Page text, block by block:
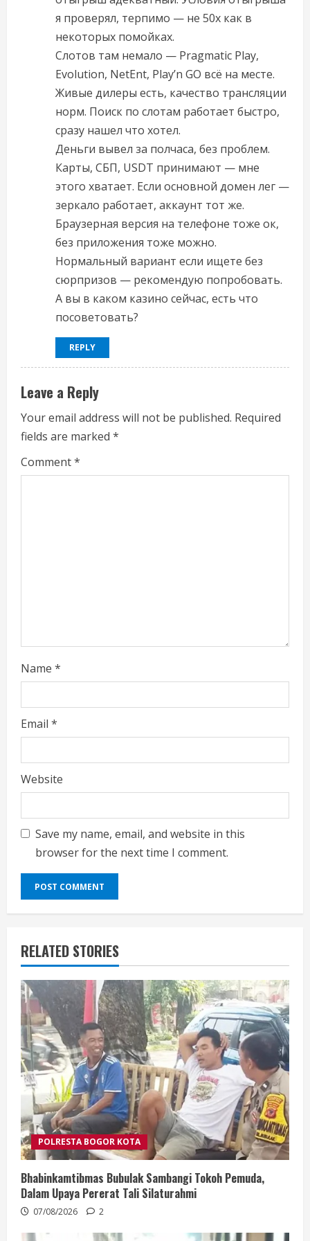
я проверял, терпимо — не 50x как в
некоторых помойках.
Слотов там немало — Pragmatic Play,
Evolution, NetEnt, Play’n GO всё на месте.
Живые дилеры есть, качество трансляции
норм. Поиск по слотам работает быстро,
сразу нашел что хотел.
Деньги вывел за полчаса, без проблем.
Карты, СБП, USDT принимают — мне
этого хватает. Если основной домен лег —
зеркало работает, аккаунт тот же.
Браузерная версия на телефоне тоже ок,
без приложения тоже можно.
Нормальный вариант если ищете без
сюрпризов — рекомендую попробовать.
А вы в каком казино сейчас, есть что
посоветовать?
REPLY
Leave a Reply
Your email address will not be published. Required
fields are marked *
Comment*
Name *
Email *
Website
Save my name, email, and website in this
browser for the next time I comment.
RELATED STORIES
POLRESTA BOGOR KOTA
Bhabinkamtibmas Bubulak Sambangi Tokoh Pemuda,
Dalam Upaya Pererat Tali Silaturahmi
07/08/2026 2